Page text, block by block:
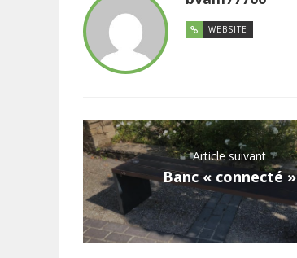
WEBSITE
Article suivant
Banc « connecté »